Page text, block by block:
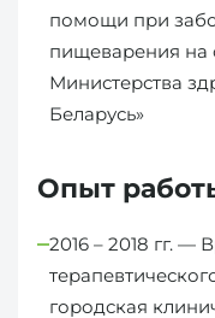
помощи при
пищеварения на
Министерства
Беларусь»
Опыт
2016 – 2018 гг. —
городская